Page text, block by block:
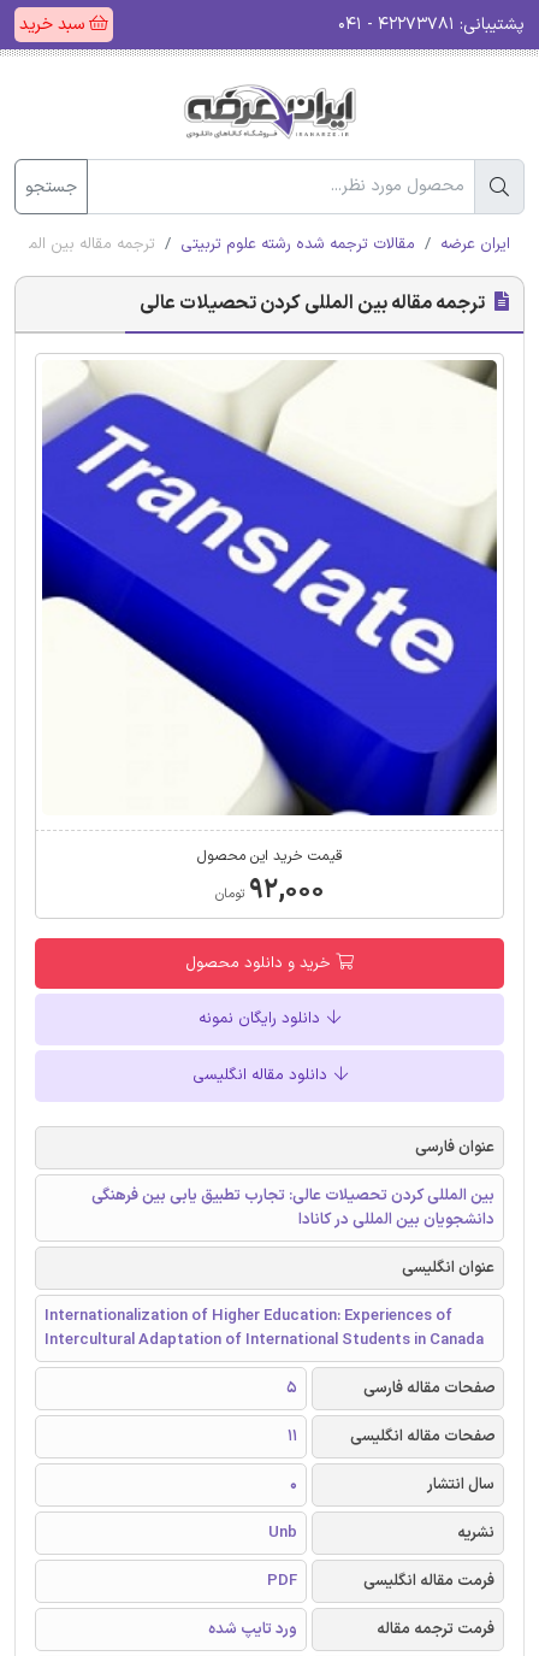
پشتیبانی: سبد خرید
جستجو
ایران عرضه مقالات ترجمه شده رشته علوم تربیتی ترجمه مقاله بین
ترجمه مقاله بین المللی کردن تحصیلات عالی
قیمت خرید این محصول
۹۲,۰۰۰ تومان
خرید و دانلود محصول
دانلود رایگان نمونه
دانلود مقاله انگلیسی
عنوان فارسی
بین المللی کردن تحصیلات عالی: تجارب تطبیق یابی بین فرهنگی
دانشجویان بین المللی در کانادا
عنوان انگلیسی
Internationalization of Higher Education: Experiences of
Intercultural Adaptation of International Students in Canada
صفحات مقاله فارسی
5
صفحات مقاله انگلیسی
11
سال انتشار
0
نشریه
Unb
فرمت مقاله انگلیسی
PDF
فرمت ترجمه مقاله
ورد تایپ شده